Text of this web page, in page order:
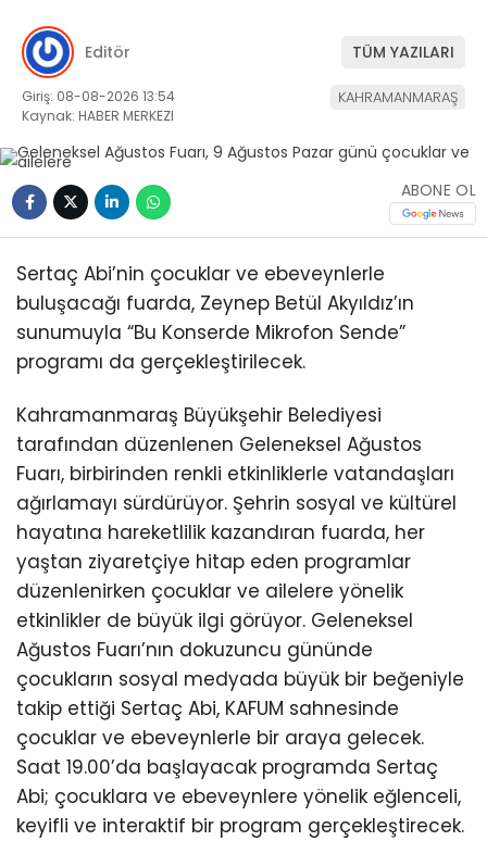
Editör TÜM YAZILARI
Giriş: 08-08-2026 13:54
Kaynak: HABER MERKEZI
KAHRAMANMARAŞ
ABONE OL
Sertaç Abi’nin çocuklar ve ebeveynlerle
buluşacağı fuarda, Zeynep Betül Akyıldız’ın
sunumuyla “Bu Konserde Mikrofon Sende”
programı da gerçekleştirilecek.
Kahramanmaraş Büyükşehir Belediyesi
tarafından düzenlenen Geleneksel Ağustos
Fuarı, birbirinden renkli etkinliklerle vatandaşları
ağırlamayı sürdürüyor. Şehrin sosyal ve kültürel
hayatına hareketlilik kazandıran fuarda, her
yaştan ziyaretçiye hitap eden programlar
düzenlenirken çocuklar ve ailelere yönelik
etkinlikler de büyük ilgi görüyor. Geleneksel
Ağustos Fuarı’nın dokuzuncu gününde
çocukların sosyal medyada büyük bir beğeniyle
takip ettiği Sertaç Abi, KAFUM sahnesinde
çocuklar ve ebeveynlerle bir araya gelecek.
Saat 19.00’da başlayacak programda Sertaç
Abi; çocuklara ve ebeveynlere yönelik eğlenceli,
keyifli ve interaktif bir program gerçekleştirecek.